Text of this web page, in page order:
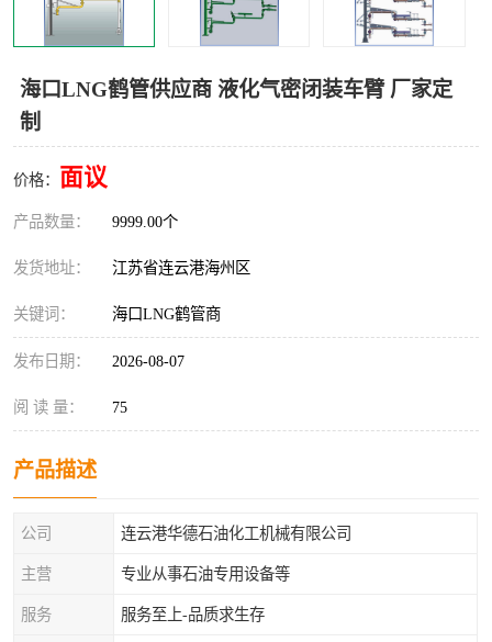
海口LNG鹤管供应商 液化气密闭装车臂 厂家定
制
价格： 面议
产品数量： 9999.00个
发货地址： 江苏省连云港海州区
关键词： 海口LNG鹤管商
发布日期： 2026-08-07
阅 读 量： 75
产品描述
公司 连云港华德石油化工机械有限公司
主营 专业从事石油专用设备等
服务 服务至上-品质求生存
浮动出油装置 鹤管